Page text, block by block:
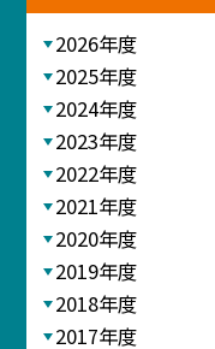
2026年度
2025年度
2024年度
2023年度
2022年度
2021年度
2020年度
2019年度
2018年度
2017年度